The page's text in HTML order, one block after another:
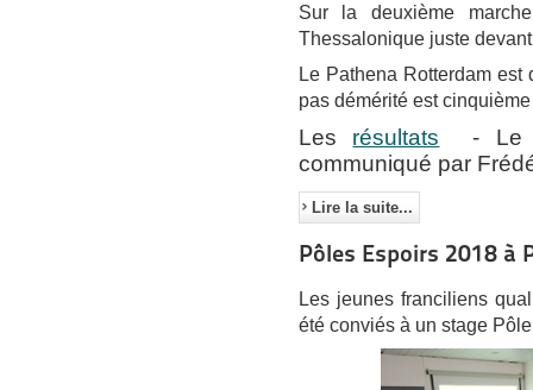
Sur la deuxième
Thessalonique juste
Le Pathena Rotterdam
pas démérité est
Les résultats -
communiqué par
Lire la suite...
Pôles Espoirs 2018 à
Les jeunes franciliens
été conviés à un stage